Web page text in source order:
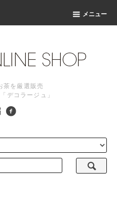
メニュー
茶を厳選販売
デコラージュ」